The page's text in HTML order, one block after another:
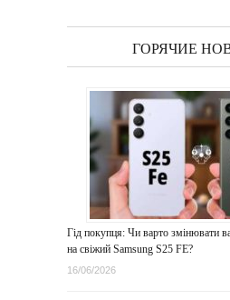
ГОРЯЧИЕ
Гід покупця: Чи варто змінювати
на свіжий Samsung S25 FE?
16/06/2026